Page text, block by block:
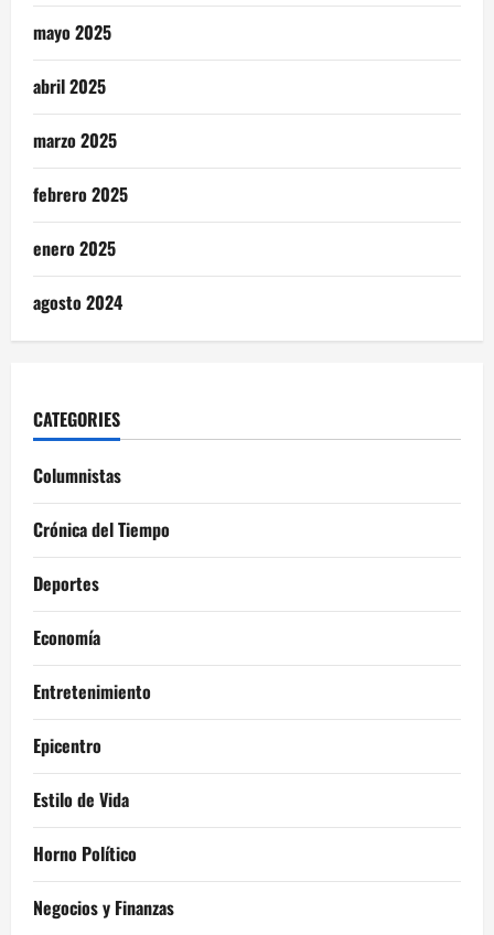
mayo 2025
abril 2025
marzo 2025
febrero 2025
enero 2025
agosto 2024
CATEGORIES
Columnistas
Crónica del Tiempo
Deportes
Economía
Entretenimiento
Epicentro
Estilo de Vida
Horno Político
Negocios y Finanzas